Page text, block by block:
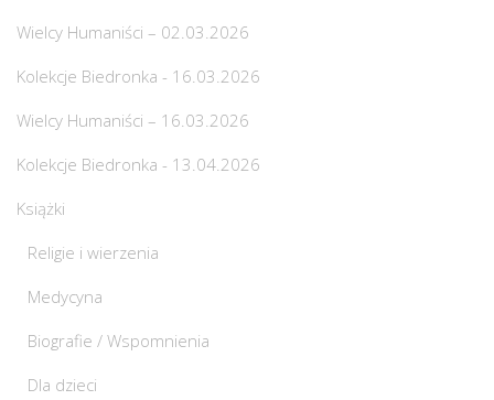
Wielcy Humaniści – 02.03.2026
Kolekcje Biedronka - 16.03.2026
Wielcy Humaniści – 16.03.2026
Kolekcje Biedronka - 13.04.2026
Książki
Religie i wierzenia
Medycyna
Biografie / Wspomnienia
Dla dzieci